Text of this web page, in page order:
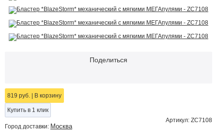
Поделиться
819 руб. В корзину
Купить в 1 клик
Артикул: ZC7108
Город доставки: Москва